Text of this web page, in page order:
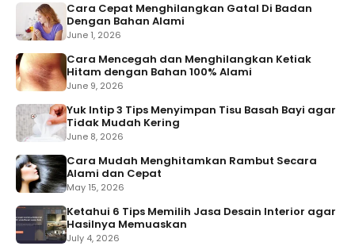
Cara Cepat Menghilangkan Gatal Di Badan
Dengan Bahan Alami
June 1, 2026
Cara Mencegah dan Menghilangkan Ketiak
Hitam dengan Bahan 100% Alami
June 9, 2026
Yuk Intip 3 Tips Menyimpan Tisu Basah Bayi agar
Tidak Mudah Kering
June 8, 2026
Cara Mudah Menghitamkan Rambut Secara
Alami dan Cepat
May 15, 2026
Ketahui 6 Tips Memilih Jasa Desain Interior agar
Hasilnya Memuaskan
July 4, 2026